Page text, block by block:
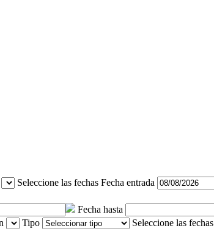
Seleccione las fechas Fecha entrada
Fecha hasta
Tipo Seleccione las fechas